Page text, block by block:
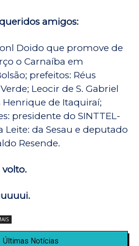
amigos:
Doido que promove de
o Carnaíba em
prefeitos: Réus
Leocir de S. Gabriel
Henrique de Itaquiraí;
presidente do SINTTEL-
Leite: da Sesau e deputado
Resende.
Últimas Notícias